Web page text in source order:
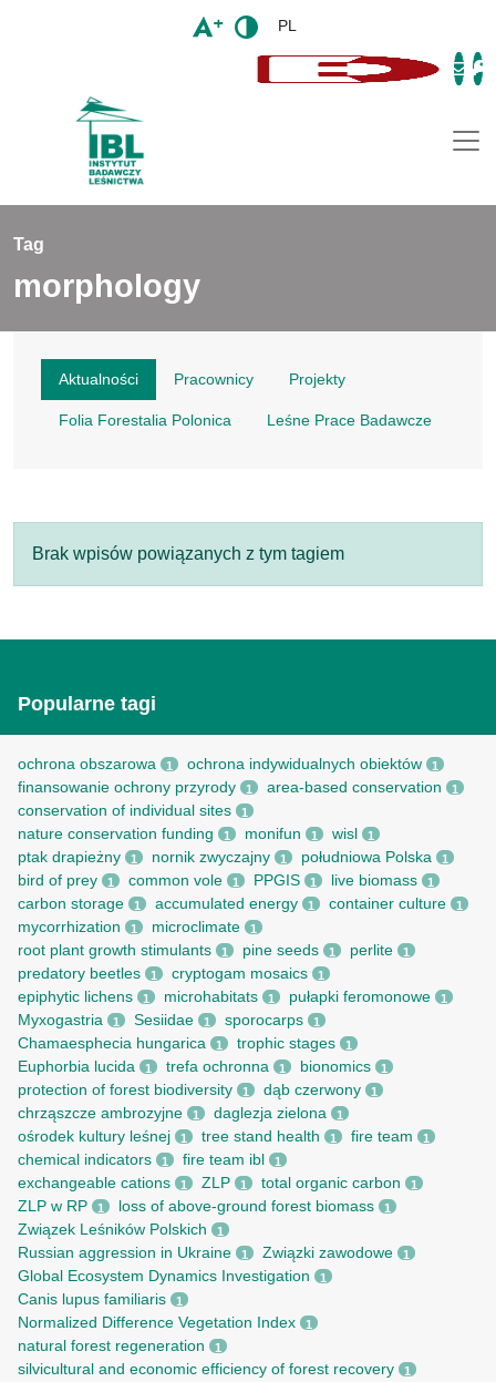
PL
Tag
morphology
Aktualności Pracownicy Projekty
Folia Forestalia Polonica Leśne Prace Badawcze
Brak wpisów powiązanych z tym tagiem
Popularne tagi
ochrona obszarowa 1 ochrona indywidualnych obiektów 1
finansowanie ochrony przyrody 1 area-based conservation 1
conservation of individual sites 1
nature conservation funding 1 monifun 1 wisl 1
ptak drapieżny 1 nornik zwyczajny 1 południowa Polska 1
bird of prey 1 common vole 1 PPGIS 1 live biomass 1
carbon storage 1 accumulated energy 1 container culture 1
mycorrhization 1 microclimate 1
root рlant growth stimulants 1 pine seeds 1 perlite 1
predatory beetles 1 cryptogam mosaics 1
epiphytic lichens 1 microhabitats 1 pułapki feromonowe 1
Myxogastria 1 Sesiidae 1 sporocarps 1
Chamaesphecia hungarica 1 trophic stages 1
Euphorbia lucida 1 trefa ochronna 1 bionomics 1
protection of forest biodiversity 1 dąb czerwony 1
chrząszcze ambrozyjne 1 daglezja zielona 1
ośrodek kultury leśnej 1 tree stand health 1 fire team 1
chemical indicators 1 fire team ibl 1
exchangeable cations 1 ZLP 1 total organic carbon 1
ZLP w RP 1 loss of above-ground forest biomass 1
Związek Leśników Polskich 1
Russian aggression in Ukraine 1 Związki zawodowe 1
Global Ecosystem Dynamics Investigation 1
Canis lupus familiaris 1
Normalized Difference Vegetation Index 1
natural forest regeneration 1
silvicultural and economic efficiency of forest recovery 1